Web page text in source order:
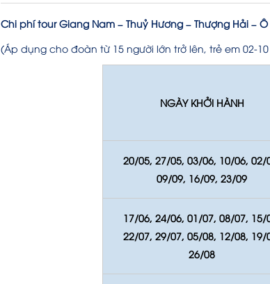
Chi phí tour Giang Nam – Thuỷ Hương – Thượng Hải –
(Áp dụng cho đoàn từ 15 người lớn trở lên, trẻ em 02-
NGÀY KHỞI HÀNH
20/05, 27/05, 03/06, 10/06, 02/
09/09, 16/09, 23/09
17/06, 24/06, 01/07, 08/07, 15/
22/07, 29/07, 05/08, 12/08, 19/
26/08